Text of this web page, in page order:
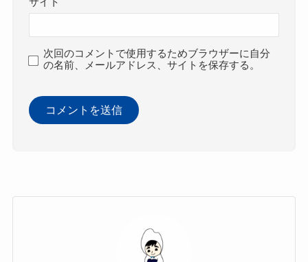
次回のコメントで使用するためブラウザーに自分
の名前、メールアドレス、サイトを保存する。